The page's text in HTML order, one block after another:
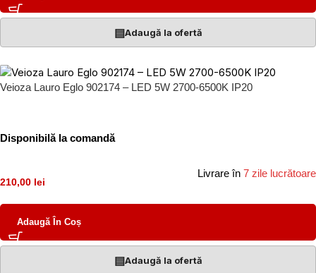
▤Adaugă la ofertă
Veioza Lauro Eglo 902174 – LED 5W 2700-6500K IP20
Disponibilă la comandă
210,00 lei
Livrare în 7 zile lucrătoare
Adaugă În Coș
▤Adaugă la ofertă